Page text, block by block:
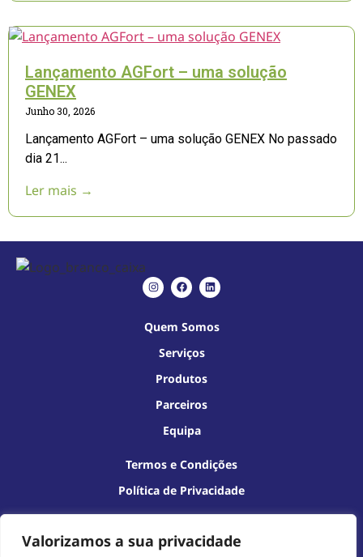
Valorizamos a sua privacidade
Lançamento AGFort – uma solução
GENEX
Junho 30, 2026
Lançamento AGFort – uma solução GENEX No passado
dia 21...
Ler mais →
Quem Somos
Serviços
Produtos
Parceiros
Equipa
Termos e Condições
Política de Privacidade
Aconselhamento Especializado